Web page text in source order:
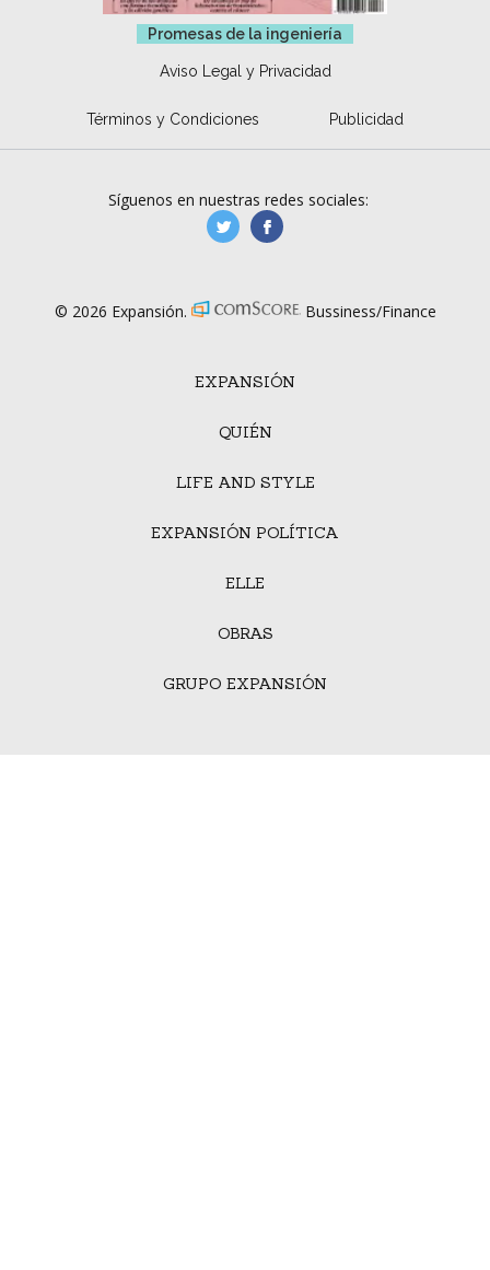
Promesas de la ingeniería
Aviso Legal y Privacidad
Términos y Condiciones Publicidad
EXPANSIÓN
QUIÉN
LIFE AND STYLE
EXPANSIÓN POLÍTICA
ELLE
OBRAS
GRUPO EXPANSIÓN
Síguenos en nuestras redes sociales:
manufacturaGE
© 2026 Expansión. Bussiness/Finance